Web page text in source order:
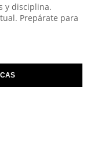
y disciplina.
Prepárate para